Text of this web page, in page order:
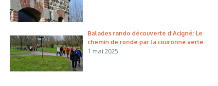
Balades rando découverte d’Acigné: Le
chemin de ronde par la couronne verte
1 mai 2025